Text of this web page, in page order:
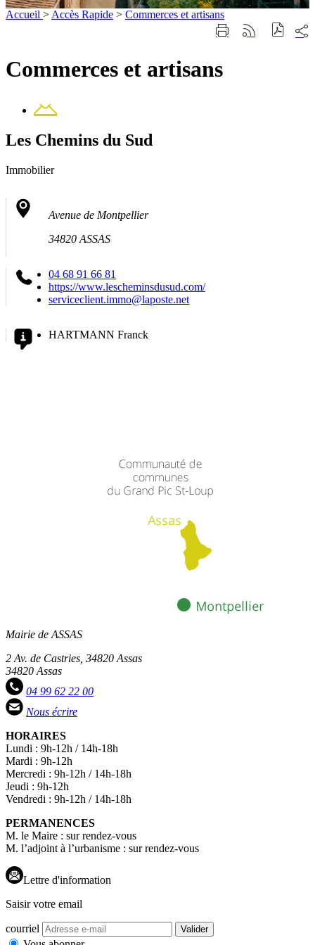
Accueil > Accès Rapide > Commerces et artisans
ImprimerGénérer
sur
Commerces et artisans
Contact
Les Chemins du Sud
Immobilier
Avenue de Montpellier
34820 ASSAS
04 68 91 66 81
https://www.lescheminsdusud.com/
serviceclient.immo@laposte.net
HARTMANN Franck
Mairie de ASSAS
2 Av. de Castries, 34820 Assas
34820 Assas
04 99 62 22 00
Nous écrire
HORAIRES
Lundi : 9h-12h / 14h-18h
Mardi : 9h-12h
Mercredi : 9h-12h / 14h-18h
Jeudi : 9h-12h
Vendredi : 9h-12h / 14h-18h
PERMANENCES
M. le Maire : sur rendez-vous
M. l’adjoint à l’urbanisme : sur rendez-vous
Lettre d'information
Saisir votre email
courriel Valider